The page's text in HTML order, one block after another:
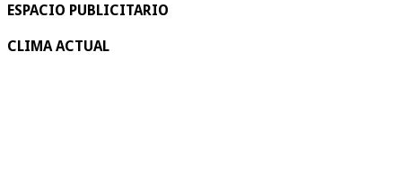
ESPACIO PUBLICITARIO
CLIMA ACTUAL